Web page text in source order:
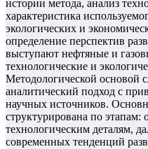
истории метода, анализ
характеристика
экологических и
определение перспектив
выступают нефтяные и
технологические и
Методологической основой
аналитический подход с
научных источников.
структурирована по этапам:
технологическим деталям,
современных тенденций